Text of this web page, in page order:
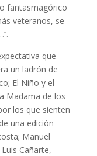
fantasmagórico
veteranos, se
que
un ladrón de
El Niño y el
Madama de los
los que sienten
una edición
Manuel
Cañarte,